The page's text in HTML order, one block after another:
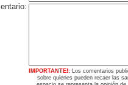
IMPORTANTE!: Los comentarios
sobre quienes pueden recaer las